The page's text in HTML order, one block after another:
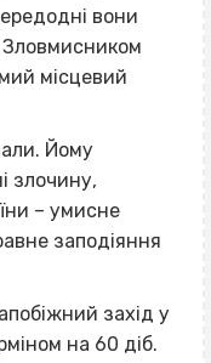
вони
Зловмисником
місцевий
Йому
злочину,
– умисне
заподіяння
захід у
на 60 діб.